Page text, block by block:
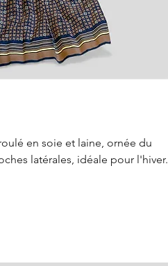
en soie et laine, ornée du
latérales, idéale pour l'hiver.